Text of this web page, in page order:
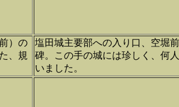
）の
、規
塩田城主要部への入り口、空堀
碑。この手の城には珍しく、何
いました。